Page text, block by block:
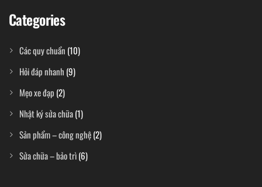
Categories
Các quy chuẩn (10)
Hỏi đáp nhanh (9)
Mẹo xe đạp (2)
Nhật ký sửa chữa(1)
Sản phẩm – công nghệ(2)
Sửa chữa – bảo trì(6)